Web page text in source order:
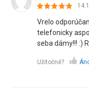
Vrelo
telefonicky
seba dámy!!! :)
Užitočné?